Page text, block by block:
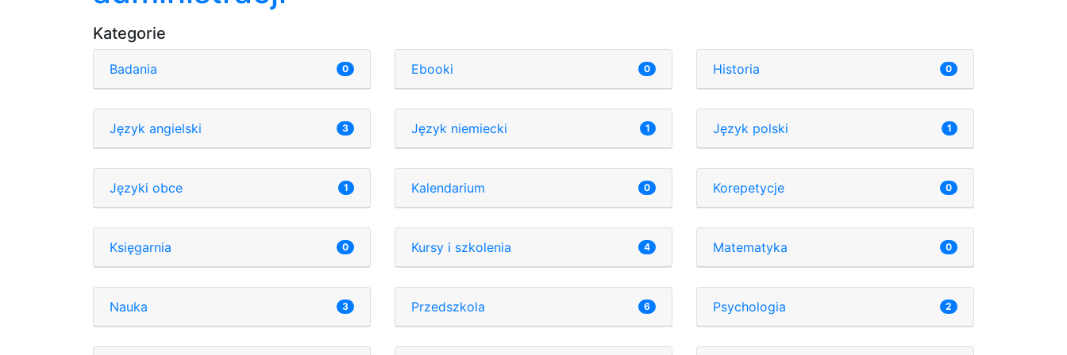
Kategorie
Badania 0 Ebooki 0 Historia 0
Język angielski 3 Język niemiecki 1 Język polski 1
Języki obce 1 Kalendarium 0 Korepetycje 0
Księgarnia 0 Kursy i szkolenia 4 Matematyka 0
Nauka 3 Przedszkola 6 Psychologia 2